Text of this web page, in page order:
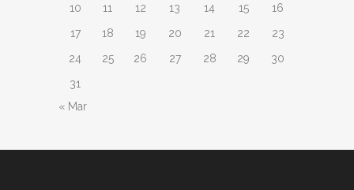
10
11 12 13 14 15
16
17
18 19 20 21 22
23
24
25 26 27 28 29
30
31
« Mar